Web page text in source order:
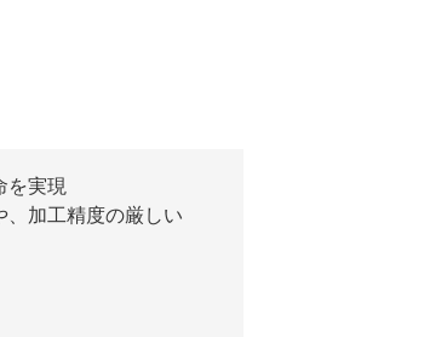
を実現
、加工精度の厳しい